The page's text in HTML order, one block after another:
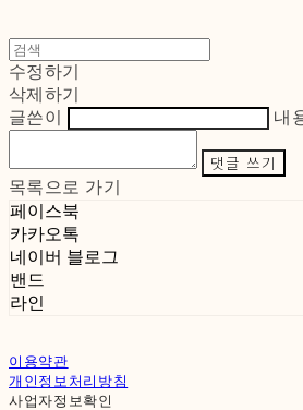
수정하기
삭제하기
글쓴이
내
댓글 쓰기
목록으로 가기
페이스북
카카오톡
네이버 블로그
밴드
라인
이용약관
개인정보처리방침
사업자정보확인